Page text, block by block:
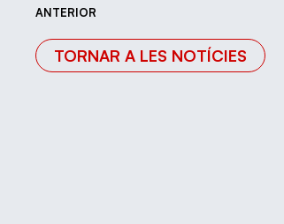
ANTERIOR
TORNAR A LES NOTÍCIES